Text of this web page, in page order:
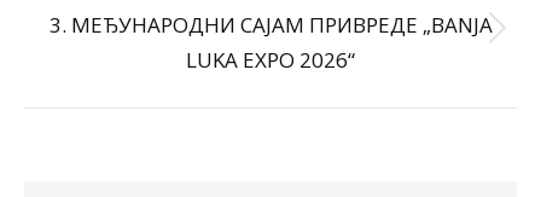
Next
post:
3. МЕЂУНАРОДНИ САЈАМ ПРИВРЕДЕ „BANJA
LUKA EXPO 2026“